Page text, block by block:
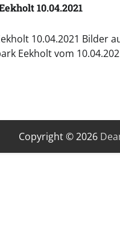
10.04.2021
10.04.2021 Bilder
Eekholt vom
Copyright © 2026